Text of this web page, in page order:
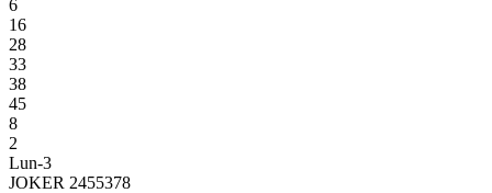
6
16
28
33
38
45
8
2
Lun-3
JOKER 2455378